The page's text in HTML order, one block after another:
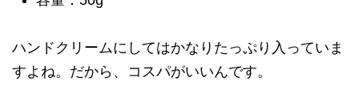
ハンドクリームにしてはかなりたっぷり入っていま
すよね。だから、コスパがいいんです。